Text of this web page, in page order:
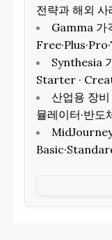
전략과 해외 사
Gamma 가
Synthesia
Starter ·
산업용 장
뮬레이터·반도